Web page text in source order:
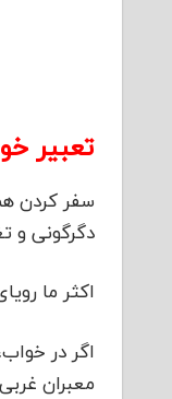
تعبیر
سفر کردن
دگرگونی و
اکثر ما
اگر در
معبران